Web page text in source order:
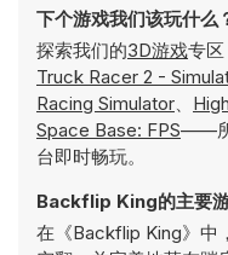
下个游戏我们该玩什么
探索我们的3D游戏专
Truck Racer 2 -
Racing Simulator、
Space Base: FPS——所
台即时畅玩。
Backflip King的主要
在《Backflip King》中